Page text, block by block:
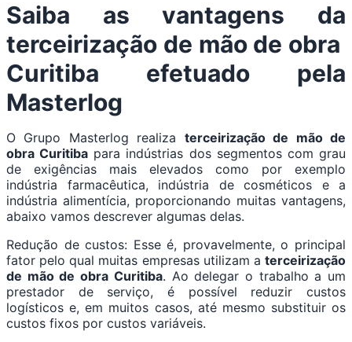
Saiba as vantagens da
terceirização de mão de obra
Curitiba efetuado pela
Masterlog
O Grupo Masterlog realiza terceirização de mão de
obra Curitiba para indústrias dos segmentos com grau
de exigências mais elevados como por exemplo
indústria farmacêutica, indústria de cosméticos e a
indústria alimentícia, proporcionando muitas vantagens,
abaixo vamos descrever algumas delas.
Redução de custos: Esse é, provavelmente, o principal
fator pelo qual muitas empresas utilizam a terceirização
de mão de obra Curitiba. Ao delegar o trabalho a um
prestador de serviço, é possível reduzir custos
logísticos e, em muitos casos, até mesmo substituir os
custos fixos por custos variáveis.